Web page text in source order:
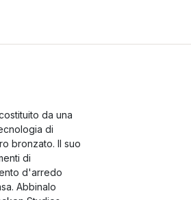
da una
di
bronzato. Il suo
di
d'arredo
Abbinalo